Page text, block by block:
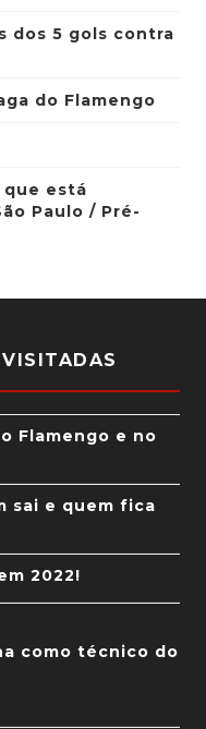
dos 5 gols contra
do Flamengo
que está
Paulo / Pré-
Flamengo e no
sai e quem fica
2022!
como técnico do